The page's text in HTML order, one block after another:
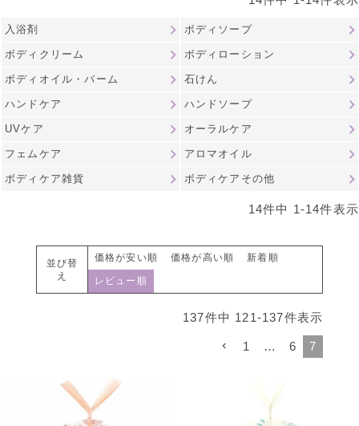
入浴剤 ボディソープ
ボディクリーム ボディローション
ボディオイル・バーム 石けん
ハンドケア ハンドソープ
UVケア オーラルケア
フェムケア アロマオイル
ボディケア雑貨 ボディケアその他
14件中 1-14件表示
並び替
え
価格が安い順 価格が高い順 新着順
レビュー順
137件中 121-137件表示
1 … 6 7